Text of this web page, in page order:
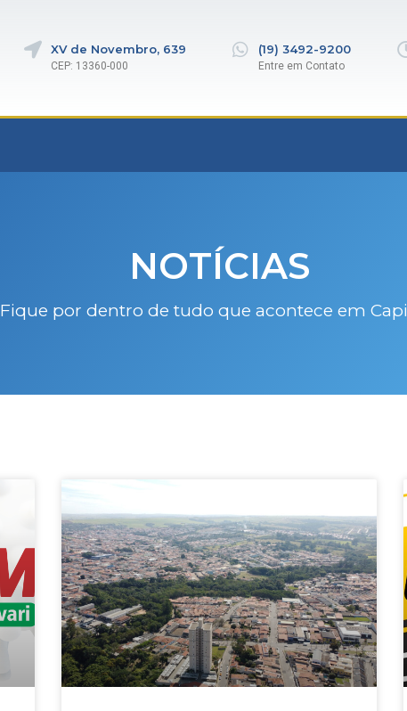
XV de Novembro, 639
CEP: 13360-000
(19) 3492-9200
Entre em Contato
NOTÍCIAS
Fique por dentro de tudo que acontece em